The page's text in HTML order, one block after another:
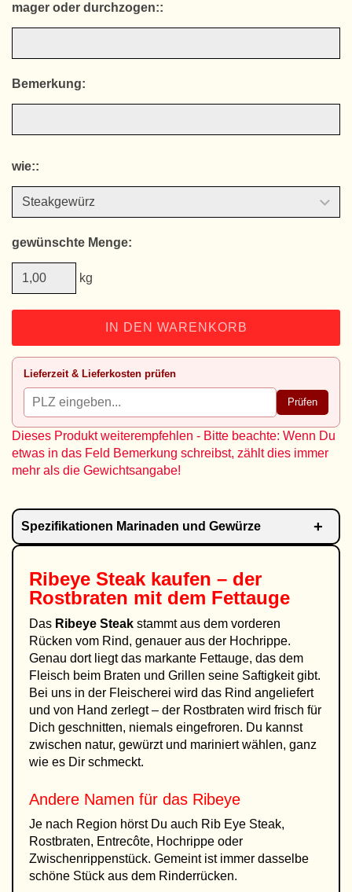
mager oder durchzogen::
Bemerkung:
wie::
gewünschte Menge:
kg
IN DEN WARENKORB
Lieferzeit & Lieferkosten prüfen
Prüfen
Dieses Produkt weiterempfehlen - Bitte beachte: Wenn Du
etwas in das Feld Bemerkung schreibst, zählt dies immer
mehr als die Gewichtsangabe!
Spezifikationen Marinaden und Gewürze
Ribeye Steak kaufen – der
Rostbraten mit dem Fettauge
Das Ribeye Steak stammt aus dem vorderen
Rücken vom Rind, genauer aus der Hochrippe.
Genau dort liegt das markante Fettauge, das dem
Fleisch beim Braten und Grillen seine Saftigkeit gibt.
Bei uns in der Fleischerei wird das Rind angeliefert
und von Hand zerlegt – der Rostbraten wird frisch für
Dich geschnitten, niemals eingefroren. Du kannst
zwischen natur, gewürzt und mariniert wählen, ganz
wie es Dir schmeckt.
Andere Namen für das Ribeye
Je nach Region hörst Du auch Rib Eye Steak,
Rostbraten, Entrecôte, Hochrippe oder
Zwischenrippenstück. Gemeint ist immer dasselbe
schöne Stück aus dem Rinderrücken.